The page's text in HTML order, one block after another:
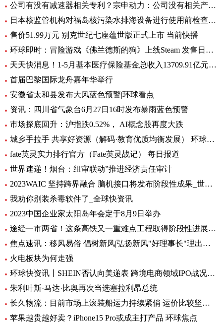
公司有没有减速器相关专利？宗申动力：公司没有相关产品以及专利
日本核监管机构对福岛核污染水排海设备进行使用前检查_速递
售价51.99万元 别克世纪七座蕴世版正式上市 当前快播
环球即时：冒险游戏《佛兰德斯的狗》上线Steam 发售日期待定
天天快消息！1-5月基本医疗保险基金总收入13709.91亿元，同比增长8.2%
首届巴黎国际龙舟嘉年华举行
安徽省太和县发布大风蓝色预警|环球看点
资讯：四川省气象台6月27日16时发布暴雨蓝色预警
市场探底回升：沪指跌0.52%， AI概念股再度大跌
城乡手拉手 共享好资源（解码·教育优质均衡发展） 环球通讯
fate英灵实力排行官方（Fate英灵战记） 每日报道
世界速递！烟台：组审联动”推进经济责任审计
2023WAIC 坚持跨界融合 脑机接口将发布阶段性成果_世界热讯
我劝你别装杀毒软件了_全球快资讯
2023中国企业家太阳岛年会定于8月9日举办
途经一市两省！这条高铁又一重难点工程取得阶段性进展_前沿热点
焦点速讯：移风易俗 倡树新风|弘扬新风"好理事长"理出乡村新风尚
火电板块为何走强
环球快资讯丨SHEIN否认向美递表 跨境电商领域IPO战况如何？
朱利叶斯·马达·比奥再次当选塞拉利昂总统
长久物流：目前市场上滚装船运力持续紧俏 运价比较坚挺-当前速看
苹果越贵越好卖？iPhone15 Pro或成主打产品 环球焦点